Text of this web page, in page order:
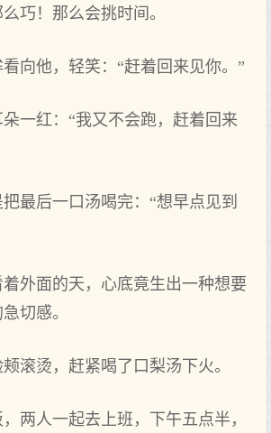
巧！那么会‌挑时间。
向‌他‌，轻笑：“赶着回来见你。”
一红：“我又不会‌跑，赶着回来
最后一口汤喝完：“想早点见到
外面的‌天‌，心底竟生出一种想要
切感。
滚烫，赶紧喝了口梨汤下‌火。
两‌人一起去上班，下‌午五点半，